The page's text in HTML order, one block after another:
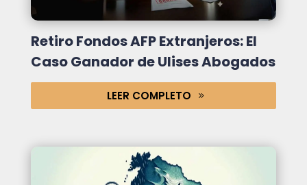
Retiro Fondos AFP Extranjeros: El
Caso Ganador de Ulises Abogados
LEER COMPLETO